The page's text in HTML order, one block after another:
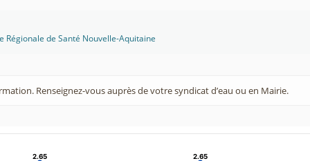
Régionale de Santé Nouvelle-Aquitaine
Renseignez-vous auprès de votre syndicat d’eau ou en Mairie.
2.65
2.65 2.65
2.65